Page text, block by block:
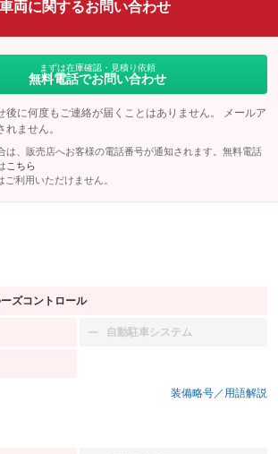
両に関するお問い合わせ
まずは在庫確認・見積り依頼
無料電話でお問い合わせ
後に何度もご連絡が届くことはありません。 メールア
れません。
、販売店へお客様の電話番号が通知されます。無料電話
こちら
利用いただけません。
ズコントロール
自動駐車システム
：装備なし
装備略号／用語解説